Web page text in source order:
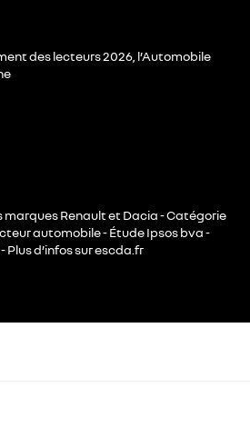
des lecteurs 2026, l’Automobile
marques Renault et Dacia - Catégorie
automobile - Étude Ipsos bva -
Plus d’infos sur escda.fr